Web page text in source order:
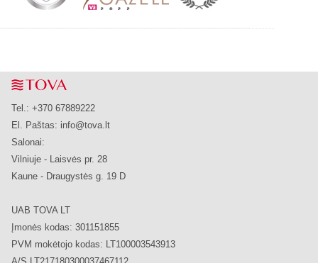
Tel.: +370 67889222
El. Paštas: info@tova.lt
Salonai:
Vilniuje - Laisvės pr. 28
Kaune - Draugystės g. 19 D
UAB TOVA LT
Įmonės kodas: 301151855
PVM mokėtojo kodas: LT100003543913